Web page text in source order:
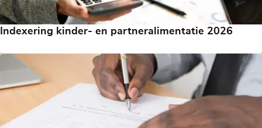
Indexering kinder- en partneralimentatie 2026